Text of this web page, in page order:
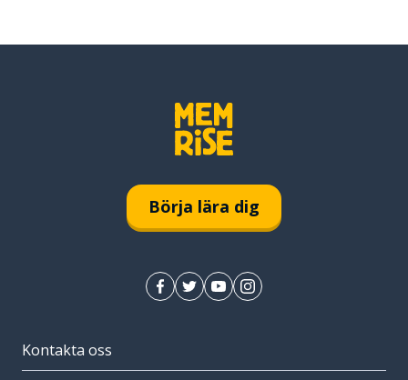
Börja lära dig
Kontakta oss